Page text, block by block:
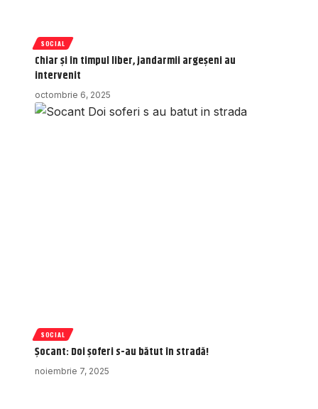
SOCIAL
Chiar și în timpul liber, jandarmii argeșeni au
intervenit
octombrie 6, 2025
SOCIAL
Șocant: Doi șoferi s-au bătut în stradă!
noiembrie 7, 2025